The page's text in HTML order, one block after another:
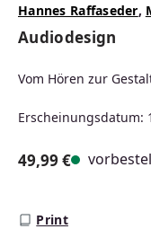
Hannes Raffaseder,
Audiodesign
Vom Hören zur
Erscheinungsdatum:
49,99 €
Print